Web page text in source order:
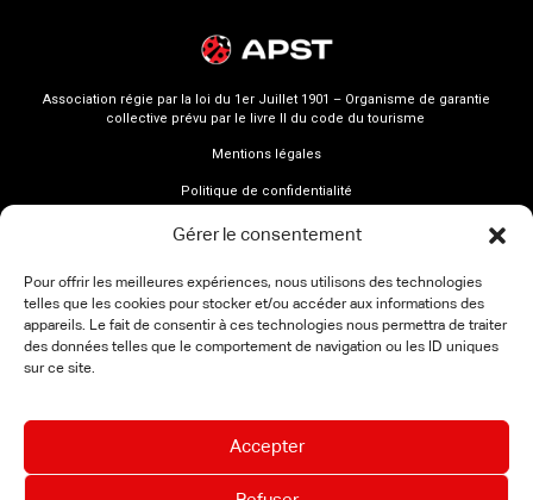
Gérer le consentement
Pour offrir les meilleures expériences, nous utilisons des technologies
telles que les cookies pour stocker et/ou accéder aux informations des
appareils. Le fait de consentir à ces technologies nous permettra de traiter
des données telles que le comportement de navigation ou les ID uniques
sur ce site.
Accepter
Association régie par la loi du 1er Juillet 1901 – Organisme de garantie
collective prévu par le livre II du code du tourisme
Mentions légales
Politique de confidentialité